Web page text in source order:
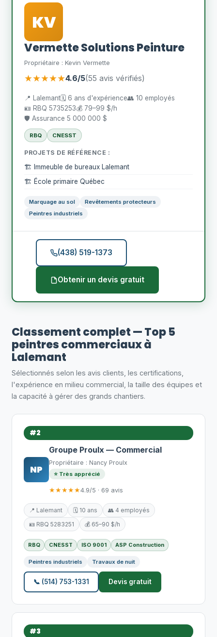
KV
Vermette Solutions Peinture
Propriétaire : Kevin Vermette
★★★★★4.6/5(55 avis vérifiés)
📍 Lalemant🗓️ 6 ans d'expérience👥 10 employés
🪪 RBQ 5735253💰 79–99 $/h
🛡️ Assurance 5 000 000 $
RBQ CNESST
PROJETS DE RÉFÉRENCE :
🏗️ Immeuble de bureaux Lalemant
🏗️ École primaire Québec
Marquage au sol
Revêtements protecteurs
Peintres industriels
(438) 519-1373
Obtenir un devis gratuit
Classement complet — Top 5
peintres commerciaux à
Lalemant
Sélectionnés selon les avis clients, les certifications,
l'expérience en milieu commercial, la taille des équipes et
la capacité à gérer des grands chantiers.
#2
NP
Groupe Proulx — Commercial
Propriétaire : Nancy Proulx
⭐ Très apprécié
★★★★★4.9/5 · 69 avis
📍 Lalemant 🗓️ 10 ans
👥 4 employés
🪪 RBQ 5283251
💰 65–90 $/h
RBQ CNESST ISO 9001 ASP Construction
Peintres industriels Travaux de nuit
📞 (514) 753-1331 Devis gratuit
#3